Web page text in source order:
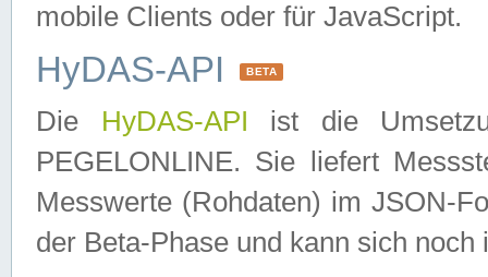
mobile Clients oder für JavaScript.
HyDAS-API BETA
Die HyDAS-API ist die
PEGELONLINE. Sie liefert
Messwerte (Rohdaten) im JSON-
der Beta-Phase und kann sich noch